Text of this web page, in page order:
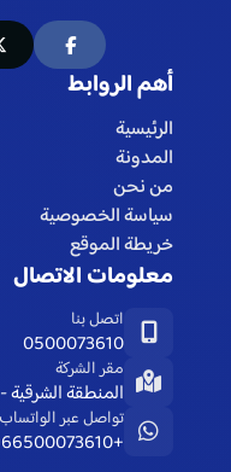
أهم الروابط
الرئيسية
المدونة
من نحن
سياسة الخصوصية
خريطة الموقع
معلومات الاتصال
اتصل بنا
0500073610
مقر الشركة
المنطقة
تواصل عبر الواتساب
+966500073610